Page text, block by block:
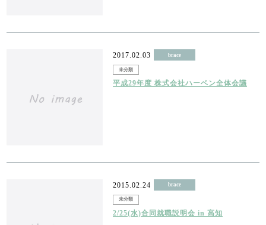
2017.02.03 brace
未分類
平成29年度 株式会社ハーベン全体会議
2015.02.24 brace
未分類
2/25(水)合同就職説明会 in 高知